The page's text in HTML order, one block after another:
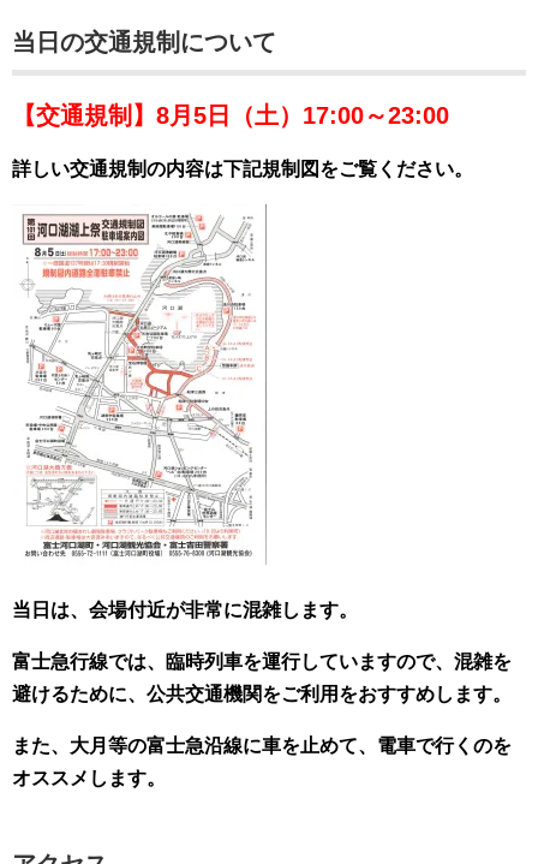
当日の交通規制について
【交通規制】8月5日（土）17:00～23:00
詳しい交通規制の内容は下記規制図をご覧ください。
当日は、会場付近が非常に混雑します。
富士急行線では、臨時列車を運行していますので、混雑を
避けるために、公共交通機関をご利用をおすすめします。
また、大月等の富士急沿線に車を止めて、電車で行くのを
オススメします。